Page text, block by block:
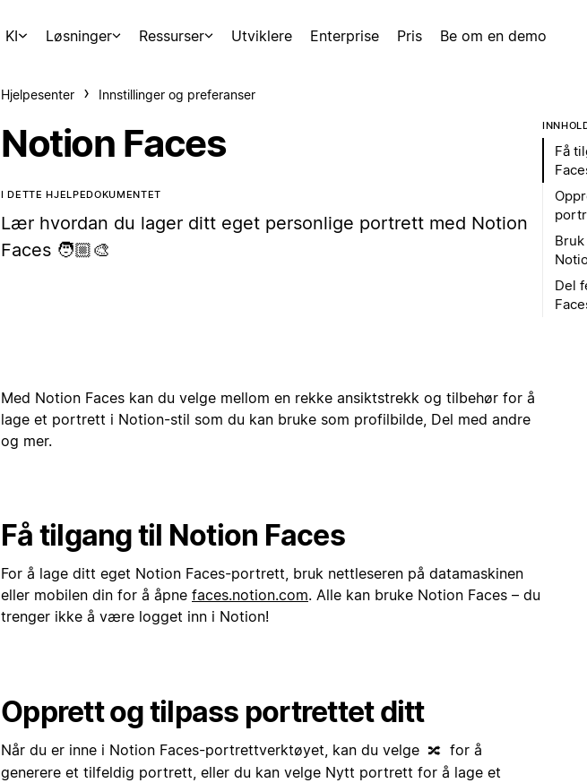
KI Løsninger Ressurser Utviklere Enterprise Pris Be om en demo
Hjelpesenter Innstillinger og preferanser
Notion Faces
I DETTE HJELPEDOKUMENTET
Lær hvordan du lager ditt eget personlige portrett med Notion
Faces 🧑🏼‍🎨
Med Notion Faces kan du velge mellom en rekke ansiktstrekk og tilbehør for å
lage et portrett i Notion-stil som du kan bruke som profilbilde, Del med andre
og mer.
Få tilgang til Notion Faces
For å lage ditt eget Notion Faces-portrett, bruk nettleseren på datamaskinen
eller mobilen din for å åpne faces.notion.com. Alle kan bruke Notion Faces – du
trenger ikke å være logget inn i Notion!
Opprett og tilpass portrettet ditt
Når du er inne i Notion Faces-portrettverktøyet, kan du velge 🔀
for å
generere et tilfeldig portrett, eller du kan velge Nytt portrett for å lage et
Få
Del